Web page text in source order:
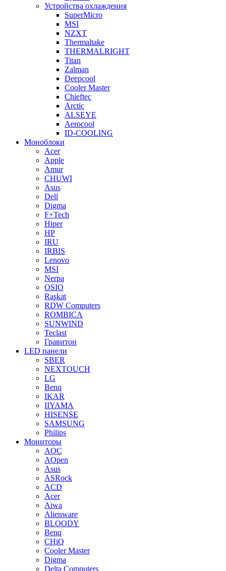
Устройства охлаждения
SuperMicro
MSI
NZXT
Thermaltake
THERMALRIGHT
Titan
Zalman
Deepcool
Cooler Master
Chieftec
Arctic
ALSEYE
Aerocool
ID-COOLING
Моноблоки
Acer
Apple
Amur
CHUWI
Asus
Dell
Digma
F+Tech
Hiper
HP
IRU
IRBIS
Lenovo
MSI
Nerpa
OSIO
Raskat
RDW Computers
ROMBICA
SUNWIND
Teclast
Гравитон
LED панели
SBER
NEXTOUCH
LG
Benq
IKAR
IIYAMA
HISENSE
SAMSUNG
Philips
Мониторы
AOC
AOpen
Asus
ASRock
ACD
Acer
Aiwa
Alienware
BLOODY
Benq
CHiQ
Cooler Master
Digma
Delta Computers